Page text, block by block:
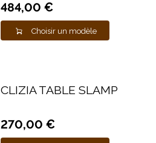
484,00 €
Choisir un modèle
CLIZIA TABLE SLAMP
270,00 €